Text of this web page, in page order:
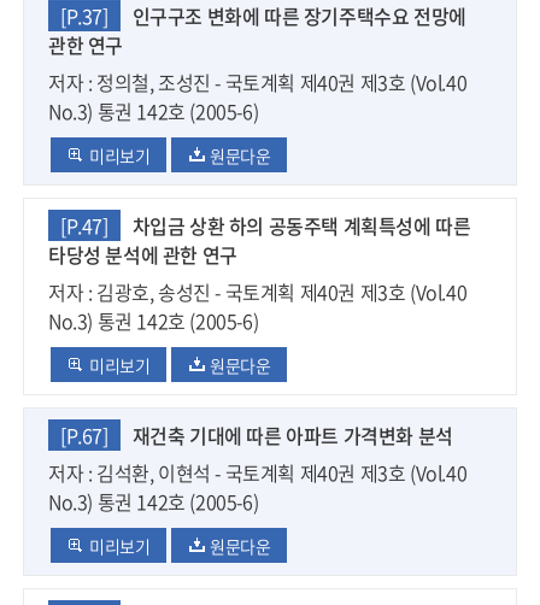
[P.37]
인구구조 변화에 따른 장기주택수요 전망에
관한 연구
저자 : 정의철, 조성진 - 국토계획 제40권 제3호 (Vol.40
No.3) 통권 142호 (2005-6)
미리보기 원문다운
[P.47]
차입금 상환 하의 공동주택 계획특성에 따른
타당성 분석에 관한 연구
저자 : 김광호, 송성진 - 국토계획 제40권 제3호 (Vol.40
No.3) 통권 142호 (2005-6)
미리보기 원문다운
[P.67]
재건축 기대에 따른 아파트 가격변화 분석
저자 : 김석환, 이현석 - 국토계획 제40권 제3호 (Vol.40
No.3) 통권 142호 (2005-6)
미리보기 원문다운